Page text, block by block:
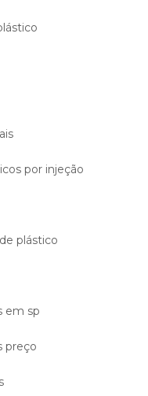
por injeção
plástico
em sp
preço